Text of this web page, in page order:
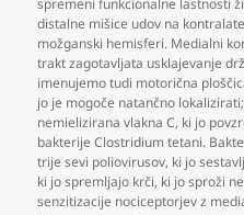
spremeni funkcionalne lastnosti
distalne mišice udov na
možganski hemisferi. Medialni
trakt zagotavljata usklajevanje
imenujemo tudi motorična
jo je mogoče natančno
nemielizirana vlakna C, ki jo
bakterije Clostridium tetani.
trije sevi poliovirusov, ki jo
ki jo spremljajo krči, ki jo sproži
senzitizacije nociceptorjev z